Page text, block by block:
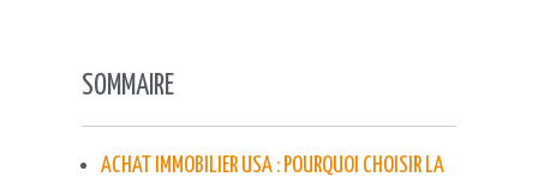
SOMMAIRE
ACHAT IMMOBILIER USA : POURQUOI CHOISIR LA